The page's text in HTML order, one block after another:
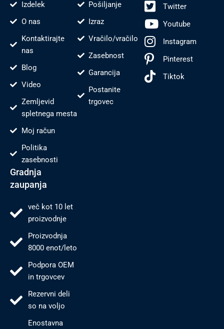
Izdelek
O nas
Kontaktirajte
nas
Blog
Video
Zemljevid
spletnega mesta
Moj račun
Politika
zasebnosti
Pošiljanje
Izraz
Vračilo/vračilo
Zasebnost
Garancija
Postanite
trgovec
Twitter
Youtube
Instagram
Pinterest
Tiktok
Gradnja
zaupanja
več kot 10 let
proizvodnje
Proizvodnja
8000 enot/leto
Podpora OEM
in trgovcev
Rezervni deli
so na voljo
Enostavna